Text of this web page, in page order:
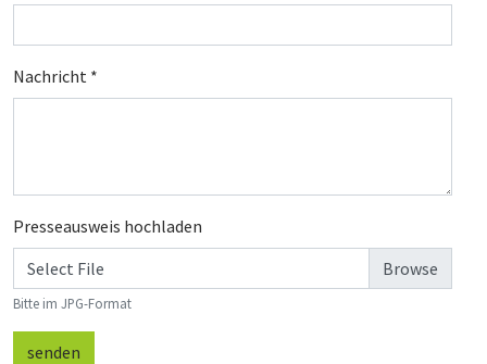
Nachricht *
Presseausweis hochladen
Select File
Bitte im JPG-Format
senden